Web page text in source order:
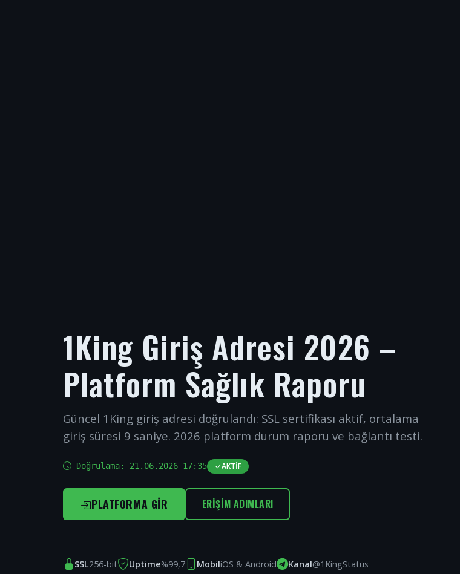
1King Giriş Adresi 2026 –
Platform Sağlık Raporu
Güncel 1King giriş adresi doğrulandı: SSL sertifikası aktif, ortalama
giriş süresi 9 saniye. 2026 platform durum raporu ve bağlantı testi.
Doğrulama: 21.06.2026 17:35 AKTIF
PLATFORMA GIR ERIŞIM ADIMLARI
SSL256-bit Uptime%99,7 MobiliOS & Android Kanal@1KingStatus